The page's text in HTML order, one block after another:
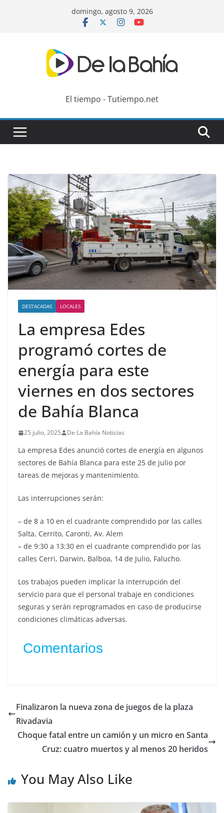
domingo, agosto 9, 2026
El tiempo - Tutiempo.net
DESTACADAS LOCALES
La empresa Edes
programó cortes de
energía para este
viernes en dos sectores
de Bahía Blanca
25 julio, 2025 De La Bahía Noticias
La empresa Edes anunció cortes de energía en algunos
sectores de Bahía Blanca para este 25 de julio por
tareas de mejoras y mantenimiento.
Las interrupciones serán:
– de 8 a 10 en el cuadrante comprendido por las calles
Salta, Cerrito, Caronti, Av. Alem
– de 9:30 a 13:30 en el cuadrante comprendido por las
calles Cerri, Darwin, Balboa, 14 de Julio, Falucho.
Los trabajos pueden implicar la interrupción del
servicio para que el personal trabaje en condiciones
seguras y serán reprogramados en caso de producirse
condiciones climáticas adversas.
Comentarios
Finalizaron la nueva zona de juegos de la plaza
Rivadavia
Choque fatal entre un camión y un micro en Santa
Cruz: cuatro muertos y al menos 20 heridos
You May Also Like